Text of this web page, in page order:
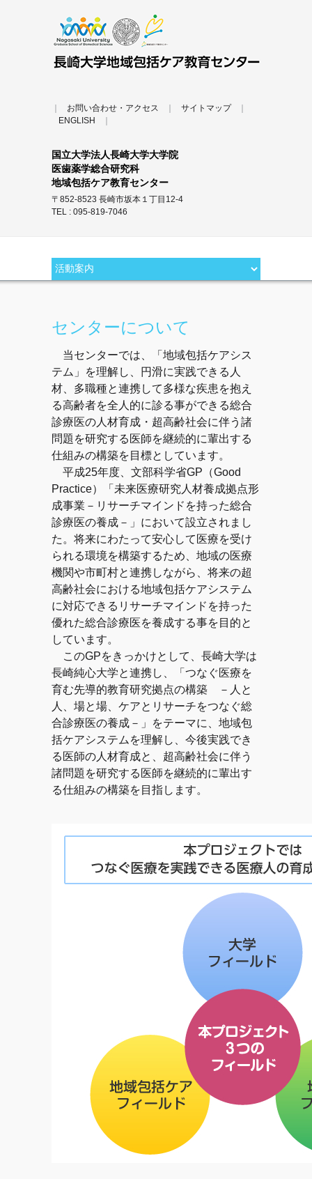
お問い合わせ・アクセス サイトマップ
ENGLISH
国立大学法人長崎大学大学院
医歯薬学総合研究科
地域包括ケア教育センター
〒852-8523 長崎市坂本１丁目12-4
TEL : 095-819-7046
センターについて
当センターでは、「地域包括ケアシス
テム」を理解し、円滑に実践できる人
材、多職種と連携して多様な疾患を抱え
る高齢者を全人的に診る事ができる総合
診療医の人材育成・超高齢社会に伴う諸
問題を研究する医師を継続的に輩出する
仕組みの構築を目標としています。
平成25年度、文部科学省GP（Good
Practice）「未来医療研究人材養成拠点形
成事業－リサーチマインドを持った総合
診療医の養成－」において設立されまし
た。将来にわたって安心して医療を受け
られる環境を構築するため、地域の医療
機関や市町村と連携しながら、将来の超
高齢社会における地域包括ケアシステム
に対応できるリサーチマインドを持った
優れた総合診療医を養成する事を目的と
しています。
このGPをきっかけとして、長崎大学は
長崎純心大学と連携し、「つなぐ医療を
育む先導的教育研究拠点の構築 －人と
人、場と場、ケアとリサーチをつなぐ総
合診療医の養成－」をテーマに、地域包
括ケアシステムを理解し、今後実践でき
る医師の人材育成と、超高齢社会に伴う
諸問題を研究する医師を継続的に輩出す
る仕組みの構築を目指します。